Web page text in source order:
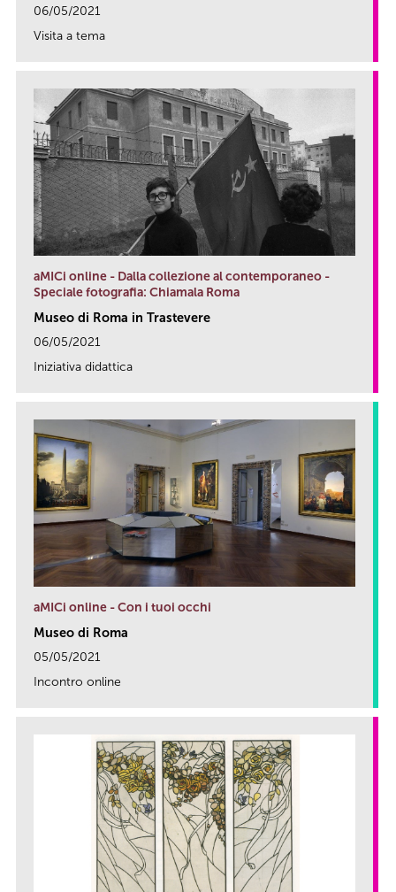
06/05/2021
Visita a tema
aMICi online - Dalla collezione al contemporaneo -
Speciale fotografia: Chiamala Roma
Museo di Roma in Trastevere
06/05/2021
Iniziativa didattica
aMICi online - Con i tuoi occhi
Museo di Roma
05/05/2021
Incontro online